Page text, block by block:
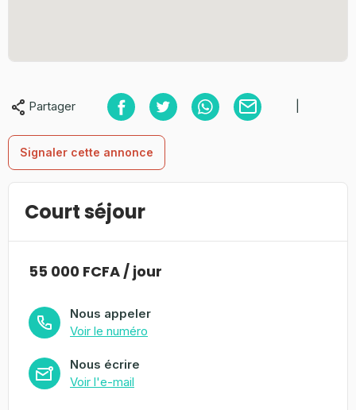
Partager
Signaler cette annonce
Court séjour
55 000 FCFA / jour
Nous appeler
Voir le numéro
Nous écrire
Voir l'e-mail